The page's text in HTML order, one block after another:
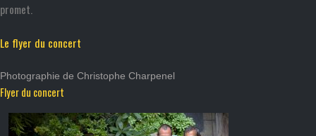
promet.
Le flyer du concert
Photographie de Christophe Charpenel
Flyer du concert